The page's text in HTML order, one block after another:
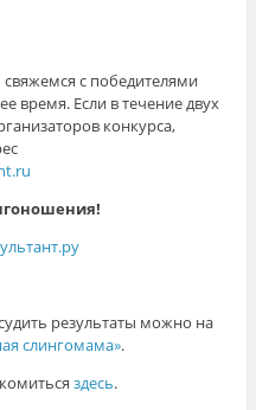
с победителями
время. Если в течение двух
конкурса,
результаты можно на
слингомама».
здесь.